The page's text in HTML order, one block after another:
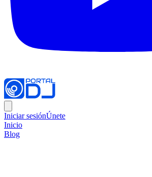
Iniciar sesiónÚnete
Inicio
Blog